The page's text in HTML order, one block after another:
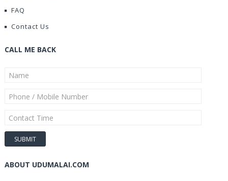
FAQ
Contact Us
CALL ME BACK
ABOUT UDUMALAI.COM